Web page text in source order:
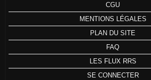
CGU
MENTIONS LÉGALES
PLAN DU SITE
FAQ
LES FLUX RRS
SE CONNECTER